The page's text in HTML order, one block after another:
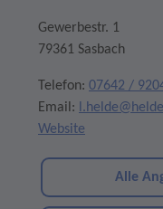
Gewerbestr. 1
79361 Sasbach
Telefon: 07642 /
Email:
Website
Alle